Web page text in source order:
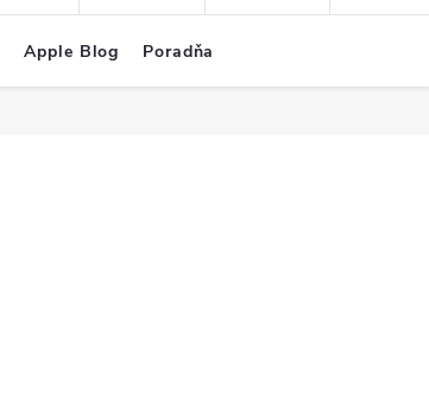
Apple Blog Poradňa